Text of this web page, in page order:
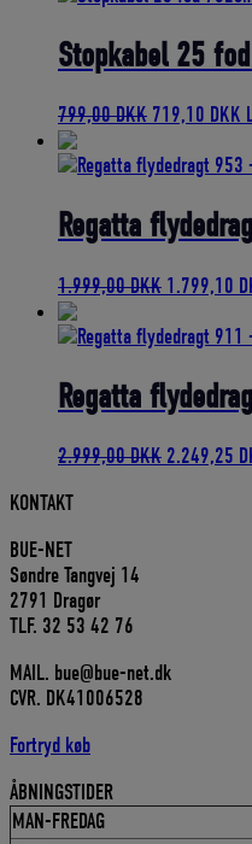
Stopkabel 25
799,00DKK Den
pris
799,00 DKK.
719,10 DKK
Regatta
1.999,00DKK Den
pris
1.999,00
1.799,10
Regatta
2.999,00DKK Den
2.249,25
KONTAKT
BUE-NET
Søndre Tangvej 14
2791 Dragør
TLF. 32 53 42 76
MAIL. bue@bue-net.dk
CVR. DK41006528
Fortryd køb
ÅBNINGSTIDER
MAN-FREDAG